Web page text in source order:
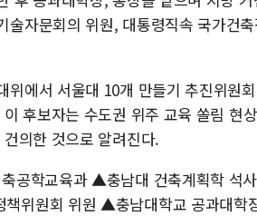
자문회의 위원, 대통령직속 국가건
에서 서울대 10개 만들기 추진위원
후보자는 수도권 위주 교육 쏠림 현
의한 것으로 알려진다.
학교육과 ▲충남대 건축계획학 석
위원회 위원 ▲충남대학교 공과대학